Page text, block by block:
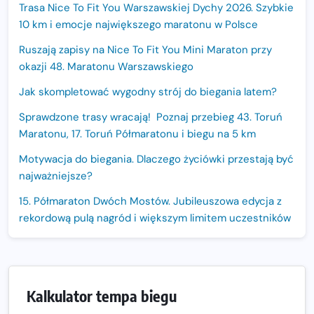
Trasa Nice To Fit You Warszawskiej Dychy 2026. Szybkie
10 km i emocje największego maratonu w Polsce
Ruszają zapisy na Nice To Fit You Mini Maraton przy
okazji 48. Maratonu Warszawskiego
Jak skompletować wygodny strój do biegania latem?
Sprawdzone trasy wracają! Poznaj przebieg 43. Toruń
Maratonu, 17. Toruń Półmaratonu i biegu na 5 km
Motywacja do biegania. Dlaczego życiówki przestają być
najważniejsze?
15. Półmaraton Dwóch Mostów. Jubileuszowa edycja z
rekordową pulą nagród i większym limitem uczestników
Oficjalna koszulka LOTTO 25. Poznań Maratonu!
Kalkulator tempa biegu